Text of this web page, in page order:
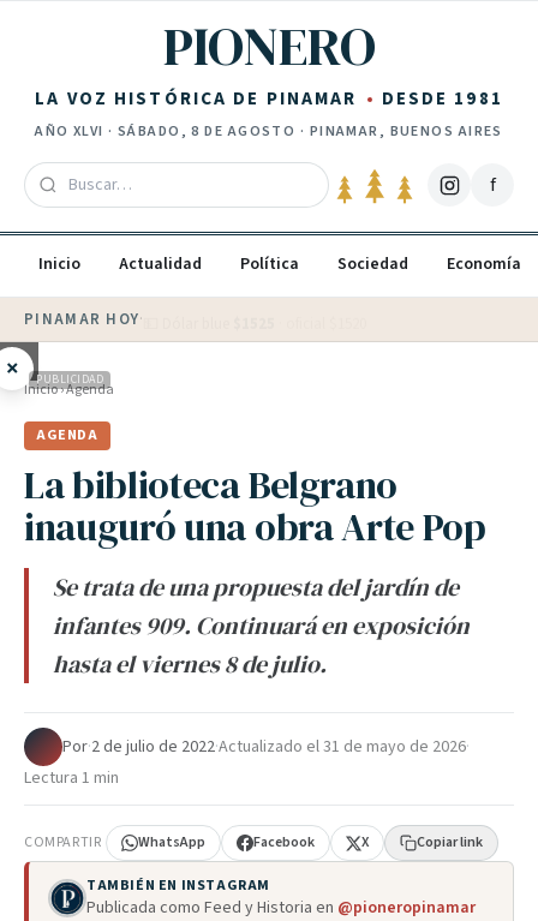
PIONERO
LA VOZ HISTÓRICA DE PINAMAR DESDE 1981
AÑO XLVI · SÁBADO, 8 DE AGOSTO · PINAMAR, BUENOS AIRES
f
Inicio Actualidad Política Sociedad Economía
PINAMAR HOY·
× PUBLICIDAD
Inicio›Agenda
AGENDA
La biblioteca Belgrano
inauguró una obra Arte Pop
Se trata de una propuesta del jardín de
infantes 909. Continuará en exposición
hasta el viernes 8 de julio.
Por·2 de julio de 2022·Actualizado el31 de mayo de 2026·
Lectura 1 min
COMPARTIR WhatsApp Facebook X Copiar link
TAMBIÉN EN INSTAGRAM
Publicada como Feed y Historia en @pioneropinamar